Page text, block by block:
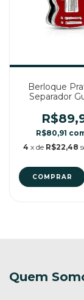
Berloque
Separador
R$80,91
4 x de R$22,48
Quem